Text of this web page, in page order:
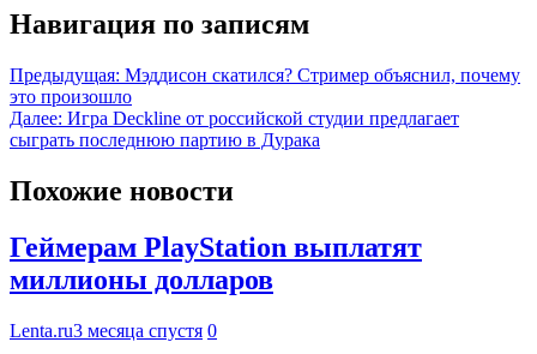
Навигация по записям
Предыдущая: Мэддисон скатился? Стример объяснил, почему
это произошло
Далее: Игра Deckline от российской студии предлагает
сыграть последнюю партию в Дурака
Похожие новости
Геймерам PlayStation выплатят
миллионы долларов
Lenta.ru3 месяца спустя 0